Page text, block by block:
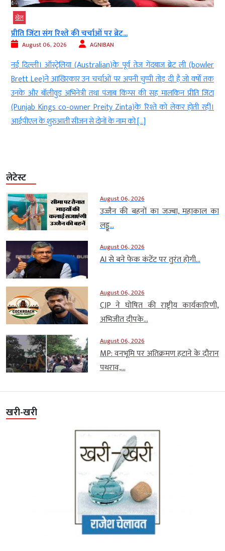
खेल
प्रीति जिंटा संग रिश्ते की चर्चाओं पर ब्रेट...
August 06, 2026 AGNIBAN
नई दिल्ली। ऑस्ट्रेलिया (Australian)के पूर्व तेज गेंदबाज ब्रेट ली (bowler
Brett Lee)ने आखिरकार उन चर्चाओं पर अपनी चुप्पी तोड़ दी है जो वर्षों तक
उनके और बॉलीवुड अभिनेत्री तथा पंजाब किंग्स की सह मालकिन प्रीति जिंटा
(Punjab Kings co-owner Preity Zinta)के रिश्ते को लेकर होती रहीं।
आईपीएल के शुरुआती सीजन से दोनों के नाम को […]
लेटेस्ट
August 06, 2026
उज्जैन की बहनों का जज्बा, महाकाल का
लड्डू...
August 06, 2026
AI से बने फेक कंटेंट पर तुरंत होगी...
August 06, 2026
CJP ने घोषित की राष्ट्रीय कार्यकारिणी,
अभिजीत दीपके...
August 06, 2026
MP: वनभूमि पर अतिक्रमण हटाने के दौरान
पथराव,...
खरी-खरी